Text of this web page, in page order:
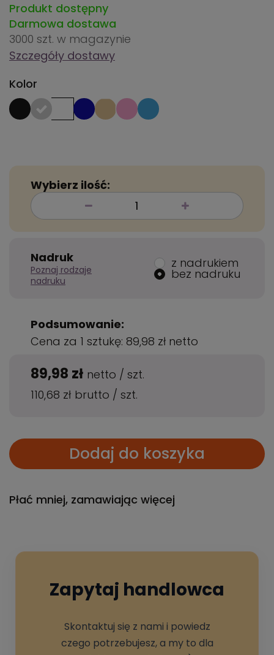
Produkt dostępny
Darmowa dostawa
3000 szt. w magazynie
Szczegóły dostawy
Kolor
Wybierz ilość:
Nadruk
Poznaj rodzaje
nadruku
z nadrukiem
bez nadruku
Podsumowanie:
Cena za 1 sztukę: 89,98 zł netto
89,98 zł netto / szt.
110,68 zł brutto / szt.
Dodaj do koszyka
Płać mniej, zamawiając więcej
Zapytaj handlowca
Skontaktuj się z nami i powiedz
czego potrzebujesz, a my to dla